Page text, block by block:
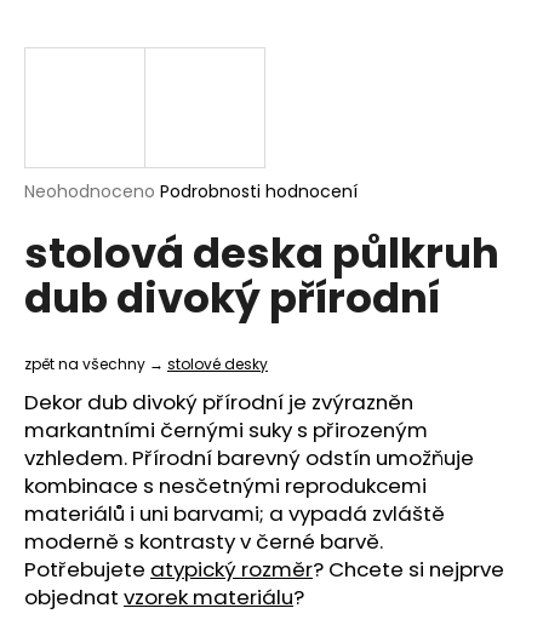
Průměrné
produktu
je
0,0
z
hvězdiček.
Neohodnoceno Podrobnosti hodnocení
stolová deska půlkruh
dub divoký přírodní
zpět na všechny → stolové desky
Dekor dub divoký přírodní je zvýrazněn
markantními černými suky s přirozeným
vzhledem. Přírodní barevný odstín umožňuje
kombinace s nesčetnými reprodukcemi
materiálů i uni barvami; a vypadá zvláště
moderně s kontrasty v černé barvě.
Potřebujete atypický rozměr? Chcete si nejprve
objednat vzorek materiálu?
j
?
HLEDAT
o
p
o
r
u
č
u
j